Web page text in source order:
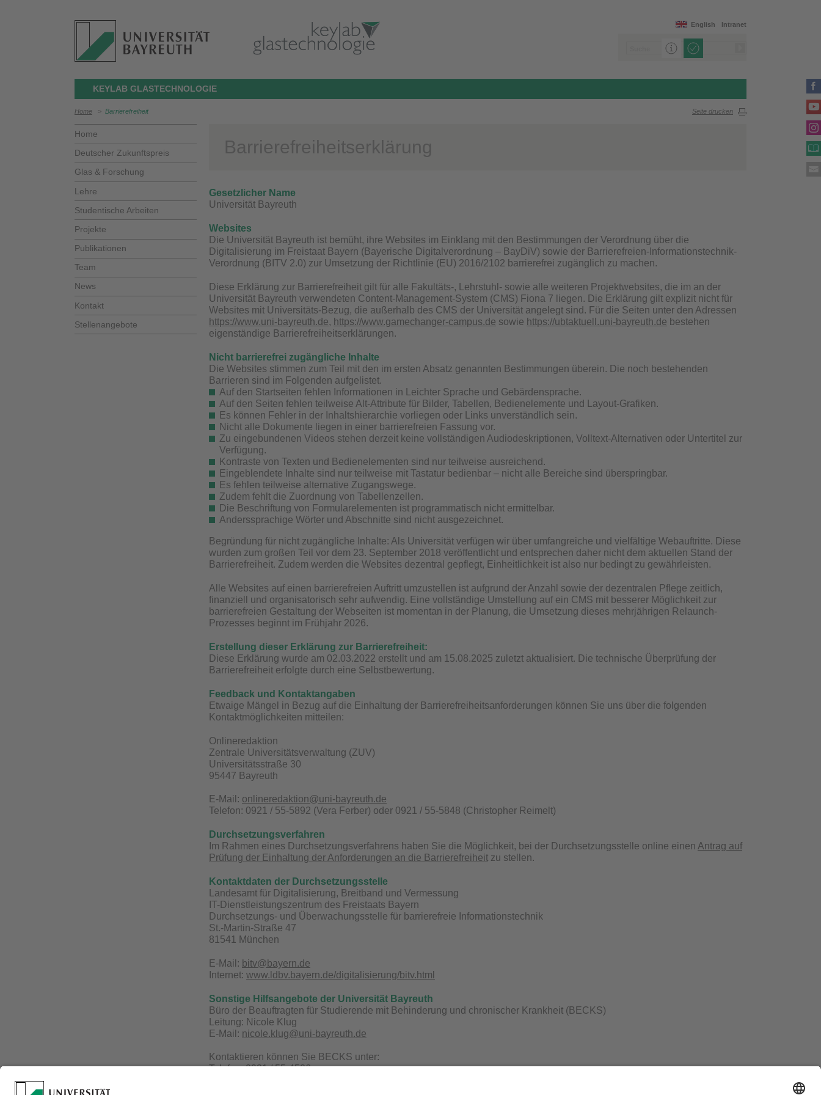
Intranet
English
KEYLAB GLASTECHNOLOGIE
Home > Barrierefreiheit Seite drucken
Home
Deutscher Zukunftspreis
Glas & Forschung
Lehre
Studentische Arbeiten
Projekte
Publikationen
Team
News
Kontakt
Stellenangebote
Barrierefreiheitserklärung
Gesetzlicher Name
Universität Bayreuth
Websites
Die Universität Bayreuth ist bemüht, ihre Websites im Einklang mit den Bestimmungen der Verordnung über die
Digitalisierung im Freistaat Bayern (Bayerische Digitalverordnung – BayDiV) sowie der Barrierefreien-Informationstechnik-
Verordnung (BITV 2.0) zur Umsetzung der Richtlinie (EU) 2016/2102 barrierefrei zugänglich zu machen.
Diese Erklärung zur Barrierefreiheit gilt für alle Fakultäts-, Lehrstuhl- sowie alle weiteren Projektwebsites, die im an der
Universität Bayreuth verwendeten Content-Management-System (CMS) Fiona 7 liegen. Die Erklärung gilt explizit nicht für
Websites mit Universitäts-Bezug, die außerhalb des CMS der Universität angelegt sind. Für die Seiten unter den Adressen
https://www.uni-bayreuth.de, https://www.gamechanger-campus.de sowie https://ubtaktuell.uni-bayreuth.de bestehen
eigenständige Barrierefreiheitserklärungen.
Nicht barrierefrei zugängliche Inhalte
Die Websites stimmen zum Teil mit den im ersten Absatz genannten Bestimmungen überein. Die noch bestehenden
Barrieren sind im Folgenden aufgelistet.
Auf den Startseiten fehlen Informationen in Leichter Sprache und Gebärdensprache.
Auf den Seiten fehlen teilweise Alt-Attribute für Bilder, Tabellen, Bedienelemente und Layout-Grafiken.
Es können Fehler in der Inhaltshierarchie vorliegen oder Links unverständlich sein.
Nicht alle Dokumente liegen in einer barrierefreien Fassung vor.
Zu eingebundenen Videos stehen derzeit keine vollständigen Audiodeskriptionen, Volltext-Alternativen oder Untertitel zur
Verfügung.
Kontraste von Texten und Bedienelementen sind nur teilweise ausreichend.
Eingeblendete Inhalte sind nur teilweise mit Tastatur bedienbar – nicht alle Bereiche sind überspringbar.
Es fehlen teilweise alternative Zugangswege.
Zudem fehlt die Zuordnung von Tabellenzellen.
Die Beschriftung von Formularelementen ist programmatisch nicht ermittelbar.
Anderssprachige Wörter und Abschnitte sind nicht ausgezeichnet.
Begründung für nicht zugängliche Inhalte: Als Universität verfügen wir über umfangreiche und vielfältige Webauftritte. Diese
wurden zum großen Teil vor dem 23. September 2018 veröffentlicht und entsprechen daher nicht dem aktuellen Stand der
Barrierefreiheit. Zudem werden die Websites dezentral gepflegt, Einheitlichkeit ist also nur bedingt zu gewährleisten.
Alle Websites auf einen barrierefreien Auftritt umzustellen ist aufgrund der Anzahl sowie der dezentralen Pflege zeitlich,
finanziell und organisatorisch sehr aufwendig. Eine vollständige Umstellung auf ein CMS mit besserer Möglichkeit zur
barrierefreien Gestaltung der Webseiten ist momentan in der Planung, die Umsetzung dieses mehrjährigen Relaunch-
Prozesses beginnt im Frühjahr 2026.
Erstellung dieser Erklärung zur Barrierefreiheit:
Diese Erklärung wurde am 02.03.2022 erstellt und am 15.08.2025 zuletzt aktualisiert. Die technische Überprüfung der
Barrierefreiheit erfolgte durch eine Selbstbewertung.
Feedback und Kontaktangaben
Etwaige Mängel in Bezug auf die Einhaltung der Barrierefreiheitsanforderungen können Sie uns über die folgenden
Kontaktmöglichkeiten mitteilen:
Onlineredaktion
Zentrale Universitätsverwaltung (ZUV)
Universitätsstraße 30
95447 Bayreuth
E-Mail: onlineredaktion@uni-bayreuth.de
Telefon: 0921 / 55-5892 (Vera Ferber) oder 0921 / 55-5848 (Christopher Reimelt)
Durchsetzungsverfahren
Im Rahmen eines Durchsetzungsverfahrens haben Sie die Möglichkeit, bei der Durchsetzungsstelle online einen Antrag auf
Prüfung der Einhaltung der Anforderungen an die Barrierefreiheit zu stellen.
Kontaktdaten der Durchsetzungsstelle
Landesamt für Digitalisierung, Breitband und Vermessung
IT-Dienstleistungszentrum des Freistaats Bayern
Durchsetzungs- und Überwachungsstelle für barrierefreie Informationstechnik
St.-Martin-Straße 47
81541 München
E-Mail: bitv@bayern.de
Internet: www.ldbv.bayern.de/digitalisierung/bitv.html
Sonstige Hilfsangebote der Universität Bayreuth
Büro der Beauftragten für Studierende mit Behinderung und chronischer Krankheit (BECKS)
Leitung: Nicole Klug
E-Mail: nicole.klug@uni-bayreuth.de
Kontaktieren können Sie BECKS unter:
Telefon: 0921 / 55-4506